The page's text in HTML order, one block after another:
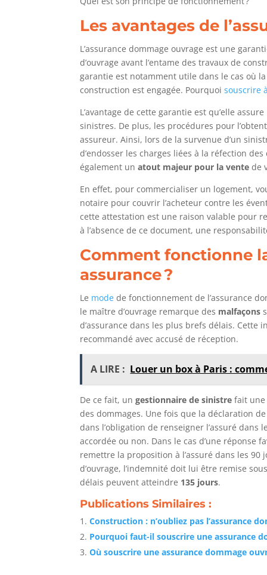
Les avantages de
L’assurance dommage ouvrage est une
d’ouvrage avant l’entame des travaux de
garantie est notamment utile dans le cas où
construction est engagée. Pourquoisouscrire
L’avantage de cette garantie est qu’elle
sinistres. De plus, les procédures pour
assureur. Ainsi, lors de la survenue d’un
d’endosser les charges liées à la réfection
également unatout majeur pour la vente de
En effet, pour commercialiser un logement,
notaire pour couvrir l’acheteur contre les
cette attestation est une raison valable pour
à l’absence de ce document, une
Comment fonctionne
assurance ?
Le mode de fonctionnement de l’assurance
le maître d’ouvrage remarque des malfaçons
d’assurance dans les plus brefs délais.
recommandé avec accusé de réception.
A LIRE : Louer un box à Paris :
De ce fait, un gestionnaire de sinistre fait une
des dommages. Une fois que la déclaration
dans l’obligation de renseigner l’assuré dans
accordée ou non. Dans le cas d’une réponse
remettre la proposition à l’assuré dans les
d’ouvrage, l’indemnité doit lui être remise
délais peuvent atteindre 135 jours.
Publications Similaires :
Construction : n’oubliez pas l’assurance
Pourquoi faut-il souscrire une assurance
Où souscrire une assurance dommage